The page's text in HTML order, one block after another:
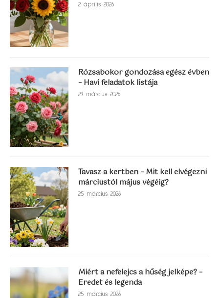
2 április 2026
Rózsabokor gondozása egész évben
– Havi feladatok listája
29 március 2026
Tavasz a kertben – Mit kell elvégezni
márciustól május végéig?
25 március 2026
Miért a nefelejcs a hűség jelképe? –
Eredet és legenda
25 március 2026